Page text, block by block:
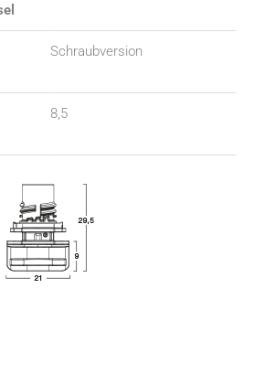
Schraubversion
8,5